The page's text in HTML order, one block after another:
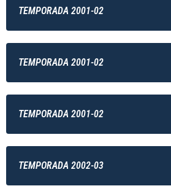
TEMPORADA 2001-02
TEMPORADA 2001-02
TEMPORADA 2001-02
TEMPORADA 2002-03